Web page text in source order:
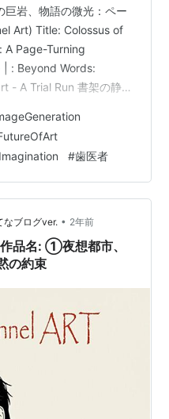
岩、物語の微光：ペー
Art) Title: Colossus of
A Page-Turning
: Beyond Words:
- A Trial Run 書架の静
in E…
#歯医者
ブログver. • 2年前
品名: ①夜想都市、
の約束